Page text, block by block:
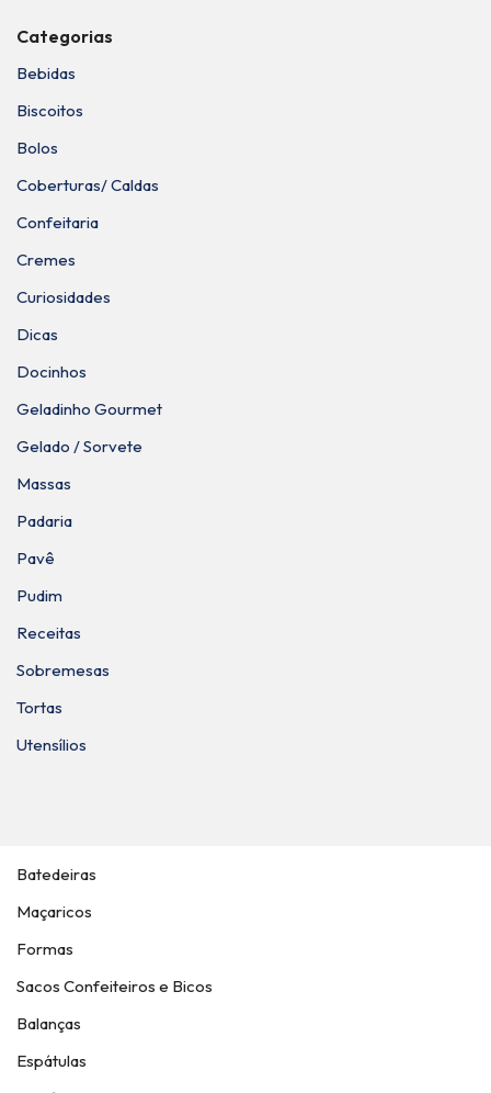
Categorias
Bebidas
Biscoitos
Bolos
Coberturas/ Caldas
Confeitaria
Cremes
Curiosidades
Dicas
Docinhos
Geladinho Gourmet
Gelado / Sorvete
Massas
Padaria
Pavê
Pudim
Receitas
Sobremesas
Tortas
Utensílios
Batedeiras
Maçaricos
Formas
Sacos Confeiteiros e Bicos
Balanças
Espátulas